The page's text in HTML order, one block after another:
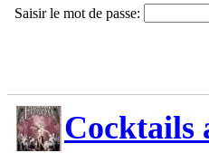
Saisir le mot de passe:
Cocktails